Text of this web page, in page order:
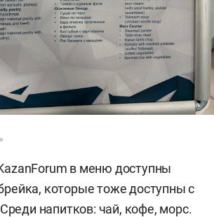
в меню доступны
которые тоже доступны с
напитков: чай, кофе, морс.